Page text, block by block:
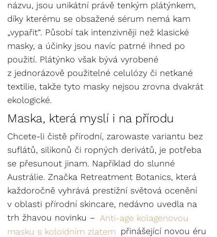
názvu, jsou unikátní právě tenkým plátýnkem,
díky kterému se obsažené sérum nemá kam
„vypařit“. Působí tak intenzivněji než klasické
masky, a účinky jsou navíc patrné ihned po
použití. Plátýnko však bývá vyrobené
z jednorázově použitelné celulózy či netkané
textilie, takže tyto masky nejsou zrovna dvakrát
ekologické.
Maska, která myslí i na přírodu
Chcete-li čistě přírodní, zarowaste variantu bez
suflátů, silikonů či ropných derivátů, je potřeba
se přesunout jinam. Například do slunné
Austrálie. Značka Retreatment Botanics, která
každoročně vyhrává prestižní světová ocenění
v oblasti přírodní skincare, nedávno uvedla na
trh žhavou novinku – Anti-age kolagenovou
masku s koloidním zlatem přinášející novou éru